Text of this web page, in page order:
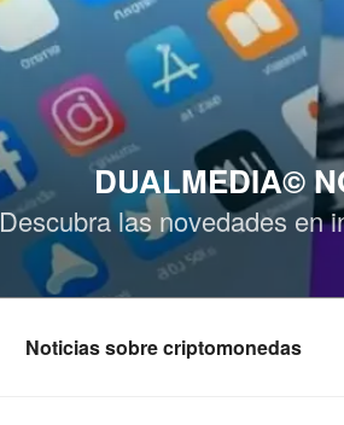
DUALMEDIA©
Descubra las novedades en
Noticias sobre criptomonedas